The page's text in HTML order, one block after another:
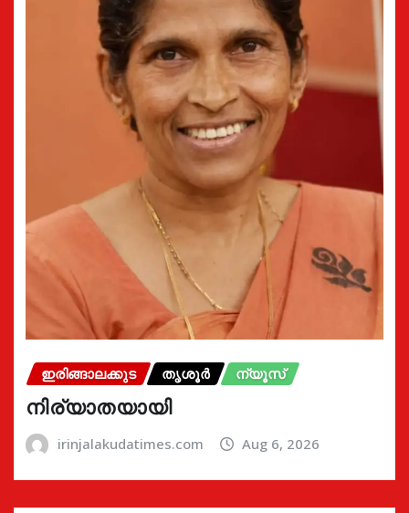
ഇരിങ്ങാലക്കുട തൃശൂർ ന്യൂസ്
നിര്യാതയായി
irinjalakudatimes.com Aug 6, 2026